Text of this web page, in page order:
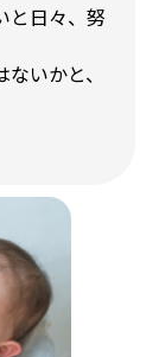
と日々、努
いかと、